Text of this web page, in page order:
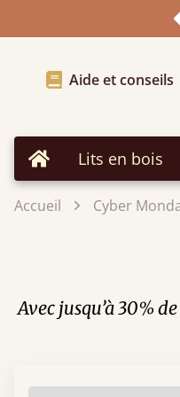
Aide et conseils
Accueil Lits en bois
Accueil Cyber
Avec jusqu’à 30%